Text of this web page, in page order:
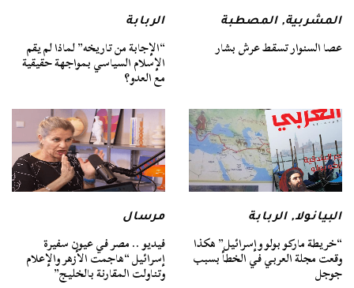
المشربية,المصطبة
عصا السنوار تسقط عرش بشار
الربابة
“الإجابة من تاريخه” لماذا لم يقم
الإسلام السياسي بمواجهة حقيقية
مع العدو؟
البيانولا,الربابة
“خريطة ماركو بولو وإسرائيل” هكذا
وقعت مجلة العربي في الخطأ بسبب
جوجل
مرسال
فيديو .. مصر في عيون سفيرة
إسرائيل “هاجمت الأزهر والإعلام
وتناولت المقارنة بالخليج”